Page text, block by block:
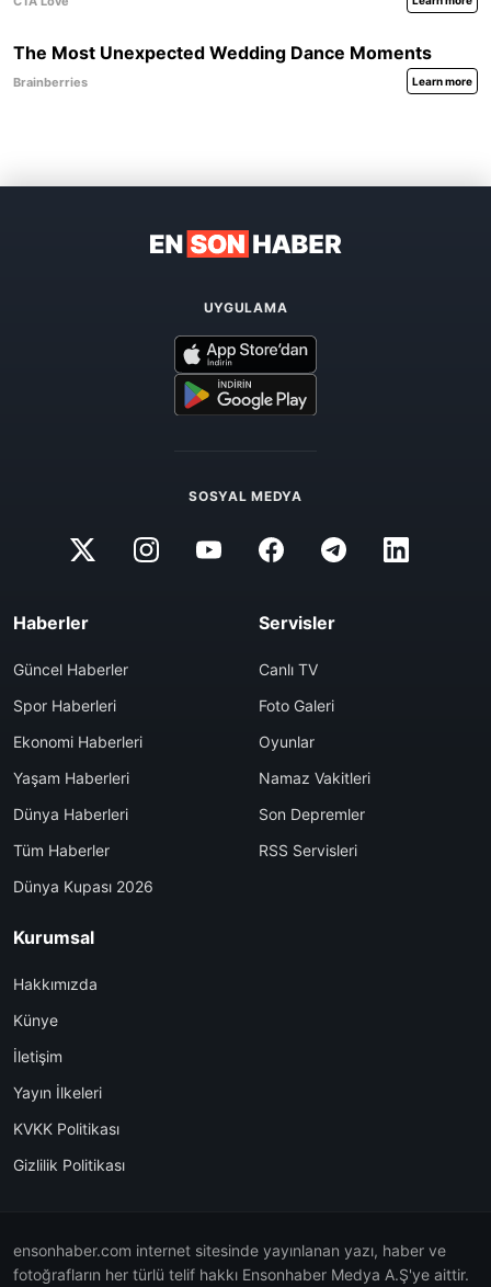
UYGULAMA
SOSYAL MEDYA
Haberler
Güncel Haberler
Spor Haberleri
Ekonomi Haberleri
Yaşam Haberleri
Dünya Haberleri
Tüm Haberler
Dünya Kupası 2026
Servisler
Canlı TV
Foto Galeri
Oyunlar
Namaz Vakitleri
Son Depremler
RSS Servisleri
Kurumsal
Hakkımızda
Künye
İletişim
Yayın İlkeleri
KVKK Politikası
Gizlilik Politikası
ensonhaber.com internet sitesinde yayınlanan yazı, haber ve
fotoğrafların her türlü telif hakkı Ensonhaber Medya A.Ş'ye aittir.